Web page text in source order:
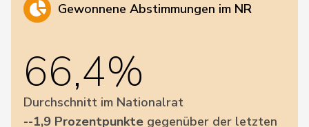
Gewonnene Abstimmungen im NR
66,4%
Durchschnitt im Nationalrat
--1,9 Prozentpunkte gegenüber der letzten